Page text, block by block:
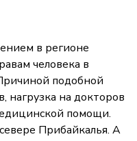
в регионе
человека в
подобной
нагрузка на докторов
помощи.
Прибайкалья. А